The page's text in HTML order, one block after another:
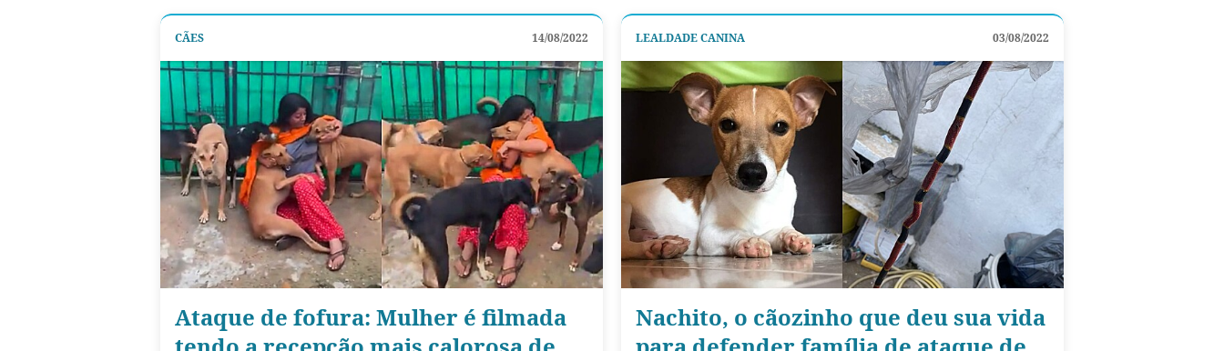
CÃES 14/08/2022
Ataque de fofura: Mulher é filmada
LEALDADE CANINA 03/08/2022
Nachito, o cãozinho que deu sua vida